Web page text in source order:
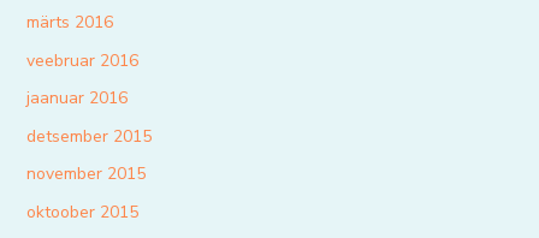
märts 2016
veebruar 2016
jaanuar 2016
detsember 2015
november 2015
oktoober 2015